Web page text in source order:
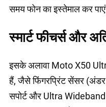
समय फोन का इस्तेमाल कर
स्मार्ट फीचर्स और
इसके अलावा Moto X50
हैं, जैसे फिंगरप्रिंट सेंसर (अंडर
सपोर्ट और Ultra